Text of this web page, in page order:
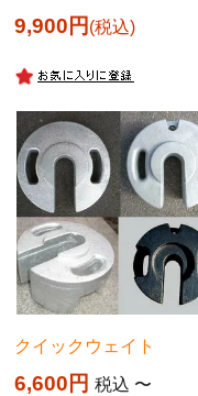
9,900 税込
クイックウェイト
6,600 税込 〜